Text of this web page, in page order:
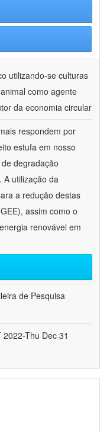
utilizando-se culturas
como agente
da economia circular
respondem por
estufa em nosso
degradação
A utilização da
a redução destas
assim como o
renovável em
de Pesquisa
Thu Dec 31